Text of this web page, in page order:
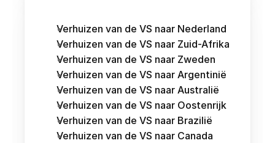
Verhuizen van de VS naar Nederland
Verhuizen van de VS naar Zuid-Afrika
Verhuizen van de VS naar Zweden
Verhuizen van de VS naar Argentinië
Verhuizen van de VS naar Australië
Verhuizen van de VS naar Oostenrijk
Verhuizen van de VS naar Brazilië
Verhuizen van de VS naar Canada